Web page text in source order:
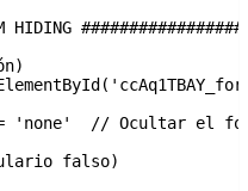
HIDING
'none'  // Ocultar el
falso)